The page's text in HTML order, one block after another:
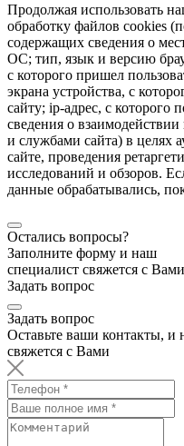
Продолжая использовать
обработку файлов cookies
содержащих сведения о
ОС; тип, язык и версию
с которого пришел
экрана устройства, с
сайту; ip-адрес, с которого
сведения о
и службами сайта) в целях
сайте, проведения
исследований и обзоров.
данные обрабатывались,
Остались вопросы?
Заполните форму и наш
специалист свяжется с
Задать вопрос
Задать вопрос
Оставьте ваши контакты, и
свяжется с Вами